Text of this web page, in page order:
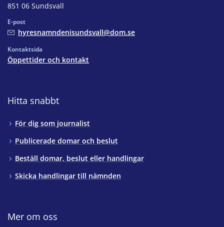
851 06 Sundsvall
E-post
hyresnamndenisundsvall@dom.se
Kontaktsida
Öppettider och kontakt
Hitta snabbt
För dig som journalist
Publicerade domar och beslut
Beställ domar, beslut eller handlingar
Skicka handlingar till nämnden
Mer om oss